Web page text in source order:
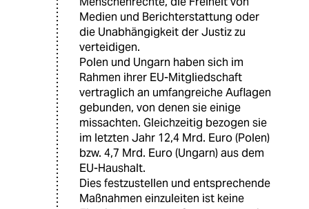
Medien und Berichterstattung oder
die Unabhängigkeit der Justiz zu
verteidigen.
Polen und Ungarn haben sich im
Rahmen ihrer EU-Mitgliedschaft
vertraglich an umfangreiche Auflagen
gebunden, von denen sie einige
missachten. Gleichzeitig bezogen sie
im letzten Jahr 12,4 Mrd. Euro (Polen)
bzw. 4,7 Mrd. Euro (Ungarn) aus dem
EU-Haushalt.
Dies festzustellen und entsprechende
Maßnahmen einzuleiten ist keine